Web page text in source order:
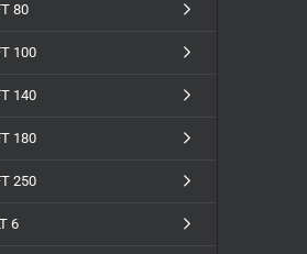
80
100
140
180
250
6